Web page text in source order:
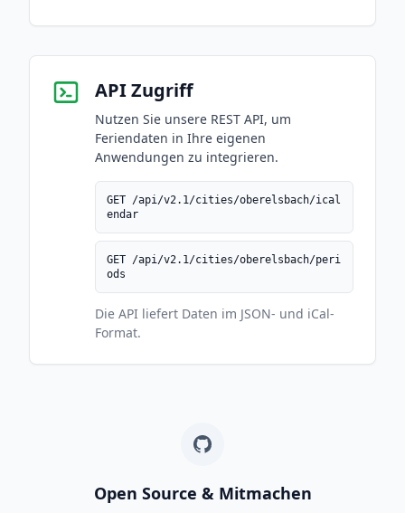
API Zugriff
Nutzen Sie unsere REST API, um
Feriendaten in Ihre eigenen
Anwendungen zu integrieren.
GET /api/v2.1/cities/oberelsbach/ical
endar
GET /api/v2.1/cities/oberelsbach/peri
ods
Die API liefert Daten im JSON- und iCal-
Format.
Open Source & Mitmachen